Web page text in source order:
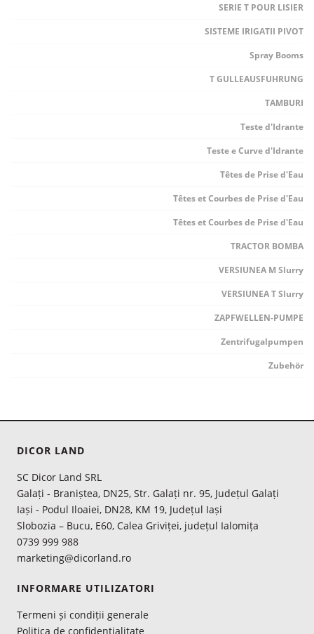
SERIE T POUR LISIER
SISTEME IRIGATII PIVOT
Spray Booms
T GULLEAUSFUHRUNG
TAMBURI
Teste d'Idrante
Teste e Curve d'Idrante
Têtes de Prise d'Eau
Têtes et Courbes de Prise d'Eau
Têtes et Courbes de Prise d'Eau
TRACTOR BOMBA
VERSIUNEA M Slurry
VERSIUNEA T Slurry
ZAPFWELLEN-PUMPE
Zentrifugalpumpen
Zubehör
DICOR LAND
SC Dicor Land SRL
Galați - Braniștea, DN25, Str. Galați nr. 95, Județul Galați
Iași - Podul Iloaiei, DN28, KM 19, Județul Iași
Slobozia – Bucu, E60, Calea Griviței, județul Ialomița
0739 999 988
marketing@dicorland.ro
INFORMARE UTILIZATORI
Termeni și condiții generale
Politica de confidentialitate